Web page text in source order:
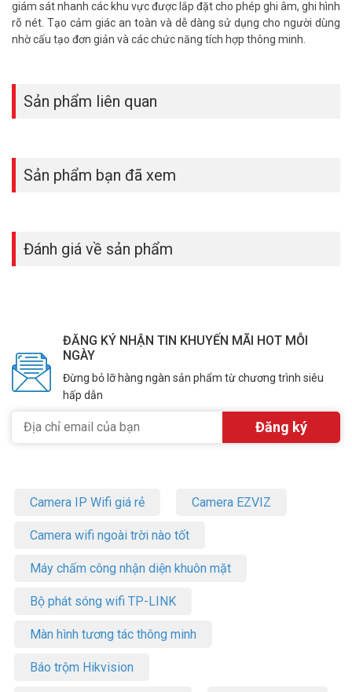
giám sát nhanh các khu vực được lắp đặt cho phép ghi âm, ghi hình
rõ nét. Tạo cảm giác an toàn và dễ dàng sử dụng cho người dùng
nhờ cấu tạo đơn giản và các chức năng tích hợp thông minh.
Sản phẩm liên quan
Sản phẩm bạn đã xem
Đánh giá về sản phẩm
ĐĂNG KÝ NHẬN TIN KHUYẾN MÃI HOT MỖI
NGÀY
Đừng bỏ lỡ hàng ngàn sản phẩm từ chương trình siêu
hấp dẫn
Camera IP Wifi giá rẻ Camera EZVIZ
Camera wifi ngoài trời nào tốt
Máy chấm công nhận diện khuôn mặt
Bộ phát sóng wifi TP-LINK
Màn hình tương tác thông minh
Báo trộm Hikvision